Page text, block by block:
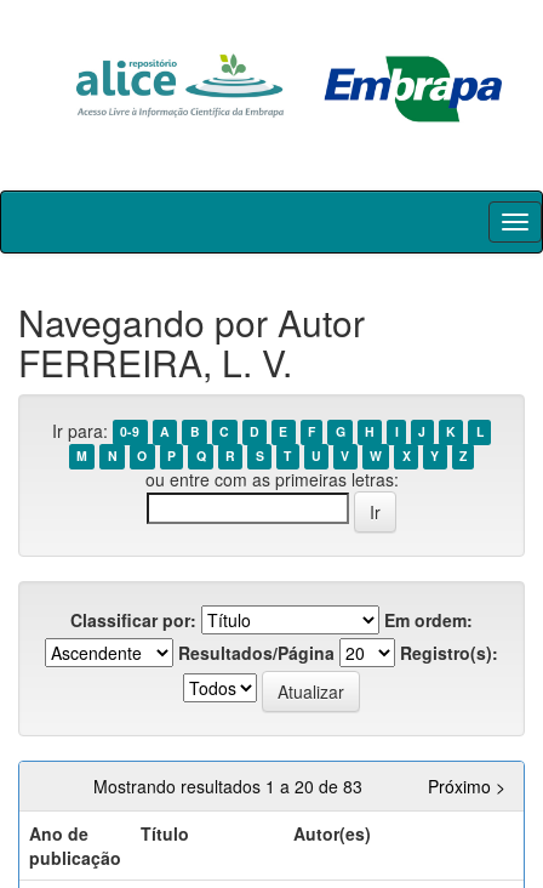
Skip
Navegando por Autor
FERREIRA, L. V.
Ir para: 0-9 A B C D E F G H I J K
L
M
N O P Q R S T U V W X Y Z
ou entre com as primeiras letras:
Classificar por:
Em ordem:
Resultados/Página
Registro(s):
Mostrando resultados 1 a 20 de 83
Próximo >
Ano de
publicação
Título Autor(es)